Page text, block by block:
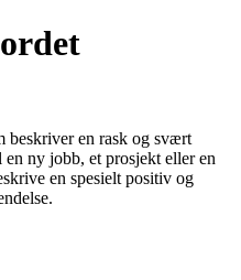
beskriver en rask og svært
ny jobb, et prosjekt eller en
en spesielt positiv og